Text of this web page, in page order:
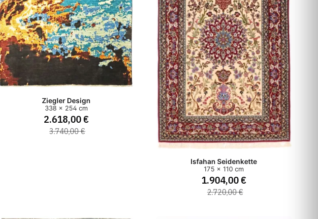
Ziegler Design
338 x 254 cm
2.618,00 €
3.740,00 €
Isfahan Seidenkette
175 x 110 cm
1.904,00 €
2.720,00 €